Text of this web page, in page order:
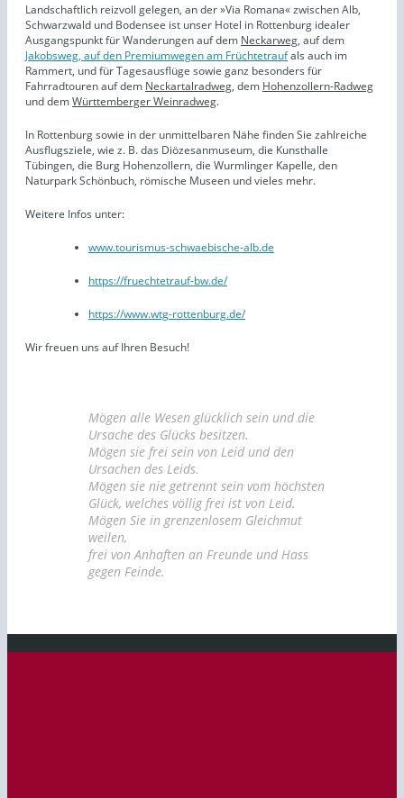
Landschaftlich reizvoll gelegen, an der »Via Romana« zwischen Alb,
Schwarzwald und Bodensee ist unser Hotel in Rottenburg idealer
Ausgangspunkt für Wanderungen auf dem Neckarweg, auf dem
Jakobsweg, aufden Premiumwegen am Früchtetraufals auch im
Rammert, und für Tagesausflüge sowie ganz besonders für
Fahrradtouren auf dem Neckartalradweg, dem Hohenzollern-Radweg
und demWürttemberger Weinradweg.
In Rottenburg sowie in der unmittelbaren Nähe finden Sie zahlreiche
Ausflugsziele, wie z. B. das Diözesanmuseum, die Kunsthalle
Tübingen, die Burg Hohenzollern, die Wurmlinger Kapelle, den
Naturpark Schönbuch, römische Museen und vieles mehr.
Weitere Infos unter:
www.tourismus-schwaebische-alb.de
https://fruechtetrauf-bw.de/
https://www.wtg-rottenburg.de/
Wir freuen uns auf Ihren Besuch!
Mögen alle Wesen glücklich sein und die
Ursache des Glücks besitzen.
Mögen sie frei sein von Leid und den
Ursachen des Leids.
Mögen sie nie getrennt sein vom höchsten
Glück, welches völlig frei ist von Leid.
Mögen Sie in grenzenlosem Gleichmut
weilen,
frei von Anhaften an Freunde und Hass
gegen Feinde.